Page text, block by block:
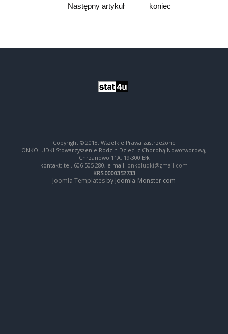
Następny artykuł koniec
Copyright © 2018. Wszelkie Prawa zastrzeżone
ONKOLUDKI Stowarzyszenie Rodzin Dzieci z Chorobą Nowotworową,
Chrzanowo 11A, 19-300 Ełk
kontakt: tel. 606 505 280, e-mail: onkoludki@gmail.com
KRS 0000352733
Joomla Templates by Joomla-Monster.com